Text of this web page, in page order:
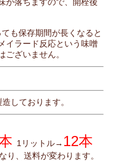
も保存期間が長くなると
イラード反応という味噌
ございません。
しております。
1リットル→ 12本
、送料が変わります。